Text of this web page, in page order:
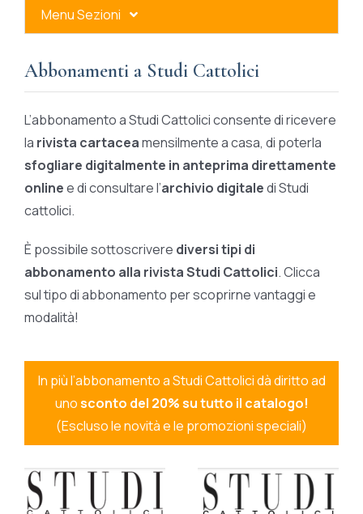
Menu Sezioni
Ares Gold
Ares Digital
Ares Gift Card
Abbonamenti a Studi Cattolici
L’abbonamento a Studi Cattolici consente di ricevere
la rivista cartaceamensilmente a casa, di poterla
sfogliare digitalmente in anteprima direttamente
onlinee di consultare l’archivio digitaledi Studi
cattolici.
È possibile sottoscrivere diversi tipi di
abbonamento alla rivista Studi Cattolici. Clicca
sul tipo di abbonamento per scoprirne vantaggi e
modalità!
In più l’abbonamento a Studi Cattolici dà diritto ad
unosconto del 20% su tutto il catalogo!
(Escluso le novità e le promozioni speciali)